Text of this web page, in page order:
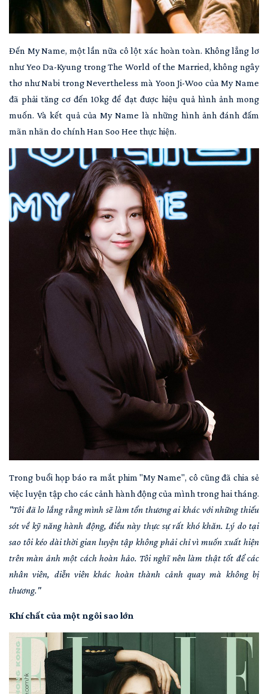
Đến My Name, một lần nữa cô lột xác hoàn toàn. Không lẳng lơ
như Yeo Da-Kyung trong The World of the Married, không ngây
thơ như Nabi trong Nevertheless mà Yoon Ji-Woo của My Name
đã phải tăng cơ đến 10kg để đạt được hiệu quả hình ảnh mong
muốn. Và kết quả của My Name là những hình ảnh đánh đấm
mãn nhãn do chính Han Soo Hee thực hiện.
Trong buổi họp báo ra mắt phim "My Name", cô cũng đã chia sẻ
việc luyện tập cho các cảnh hành động của mình trong hai tháng.
"Tôi đã lo lắng rằng mình sẽ làm tổn thương ai khác với những thiếu
sót về kỹ năng hành động, điều này thực sự rất khó khăn. Lý do tại
sao tôi kéo dài thời gian luyện tập không phải chỉ vì muốn xuất hiện
trên màn ảnh một cách hoàn hảo. Tôi nghĩ nên làm thật tốt để các
nhân viên, diễn viên khác hoàn thành cảnh quay mà không bị
thương."
Khí chất của một ngôi sao lớn